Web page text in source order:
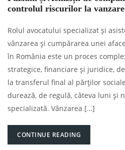
controlul riscurilor la
Rolul avocatului specializat și
vânzarea și cumpărarea unei
în România este un proces
strategice, financiare și juridice,
la transferul final al părților
durează, de regulă, câteva luni și
specializată. Vânzarea […]
CONTINUE READING